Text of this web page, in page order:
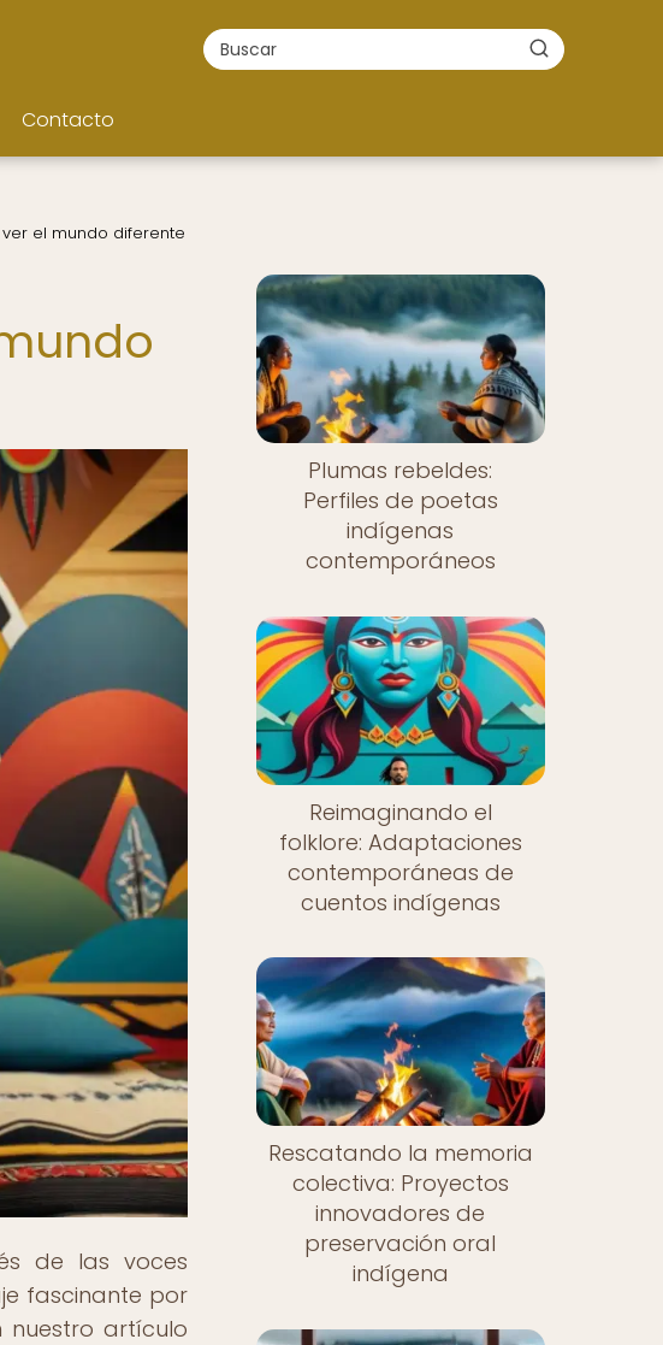
Contacto
el mundo diferente
de las voces
fascinante por
nuestro artículo
Plumas rebeldes:
Perfiles de poetas
indígenas
contemporáneos
Reimaginando el
folklore: Adaptaciones
contemporáneas de
cuentos indígenas
Rescatando la memoria
colectiva: Proyectos
innovadores de
preservación oral
indígena